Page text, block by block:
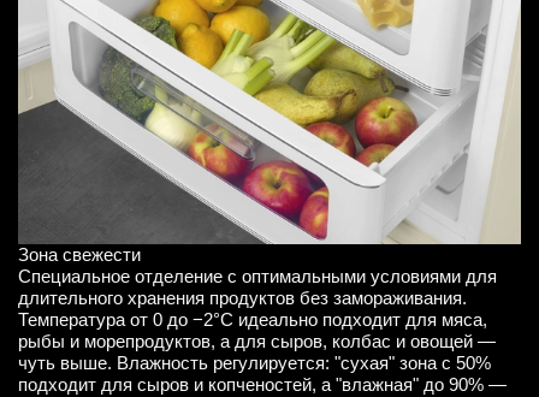
Зона свежести
Специальное отделение с оптимальными условиями для
длительного хранения продуктов без замораживания.
Температура от 0 до −2°C идеально подходит для мяса,
рыбы и морепродуктов, а для сыров, колбас и овощей —
чуть выше. Влажность регулируется: "сухая" зона с 50%
подходит для сыров и копченостей, а "влажная" до 90% —